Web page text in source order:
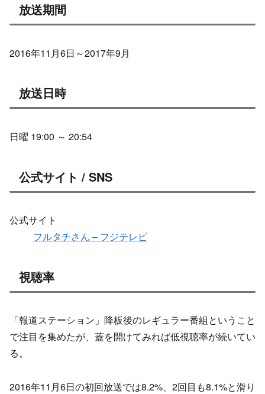
放送期間
2016年11月6日～2017年9月
放送日時
日曜 19:00 ～ 20:54
公式サイト / SNS
公式サイト
フルタチさん – フジテレビ
視聴率
「報道ステーション」降板後のレギュラー番組ということ
で注目を集めたが、蓋を開けてみれば低視聴率が続いてい
る。
2016年11月6日の初回放送では8.2%、2回目も8.1%と滑り